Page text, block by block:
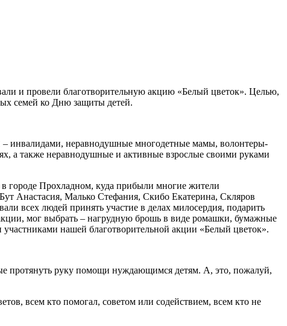
и провели благотворительную акцию «Белый цветок». Целью,
семей ко Дню защиты детей.
– инвалидами, неравнодушные многодетные мамы, волонтеры-
а также неравнодушные и активные взрослые своими руками
городе Прохладном, куда прибыли многие жители
Анастасия, Малько Стефания, Скибо Екатерина, Скляров
всех людей принять участие в делах милосердия, подарить
мог выбрать – нагрудную брошь в виде ромашки, бумажные
нашей благотворительной акции «Белый цветок».
протянуть руку помощи нуждающимся детям. А, это, пожалуй,
всем кто помогал, советом или содействием, всем кто не